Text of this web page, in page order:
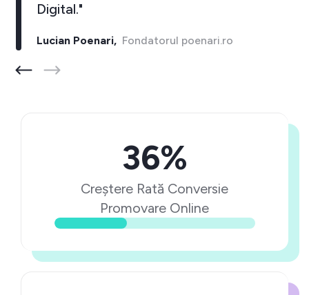
Digital."
Lucian Poenari,Fondatorul poenari.ro
36%
Creștere Rată Conversie
Promovare Online